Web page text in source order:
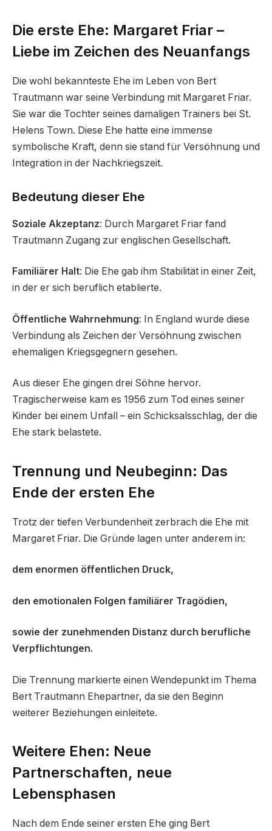
Die erste Ehe: Margaret Friar –
Liebe im Zeichen des Neuanfangs
Die wohl bekannteste Ehe im Leben von Bert
Trautmann war seine Verbindung mit Margaret Friar.
Sie war die Tochter seines damaligen Trainers bei St.
Helens Town. Diese Ehe hatte eine immense
symbolische Kraft, denn sie stand für Versöhnung und
Integration in der Nachkriegszeit.
Bedeutung dieser Ehe
Soziale Akzeptanz: Durch Margaret Friar fand
Trautmann Zugang zur englischen Gesellschaft.
Familiärer Halt: Die Ehe gab ihm Stabilität in einer Zeit,
in der er sich beruflich etablierte.
Öffentliche Wahrnehmung: In England wurde diese
Verbindung als Zeichen der Versöhnung zwischen
ehemaligen Kriegsgegnern gesehen.
Aus dieser Ehe gingen drei Söhne hervor.
Tragischerweise kam es 1956 zum Tod eines seiner
Kinder bei einem Unfall – ein Schicksalsschlag, der die
Ehe stark belastete.
Trennung und Neubeginn: Das
Ende der ersten Ehe
Trotz der tiefen Verbundenheit zerbrach die Ehe mit
Margaret Friar. Die Gründe lagen unter anderem in:
dem enormen öffentlichen Druck,
den emotionalen Folgen familiärer Tragödien,
sowie der zunehmenden Distanz durch berufliche
Verpflichtungen.
Die Trennung markierte einen Wendepunkt im Thema
Bert Trautmann Ehepartner, da sie den Beginn
weiterer Beziehungen einleitete.
Weitere Ehen: Neue
Partnerschaften, neue
Lebensphasen
Nach dem Ende seiner ersten Ehe ging Bert